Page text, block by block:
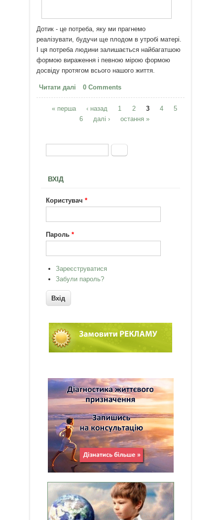
Дотик - це потреба, яку ми прагнемо
реалізувати, будучи ще плодом в утробі матері.
І ця потреба людини залишається найбагатшою
формою вираження і певною мірою формою
досвіду протягом всього нашого життя.
Читати далі про Про дотики
0 Comments
Сторінки
« перша ‹ назад 1 2 3 4
5
6
далі › остання »
Пошукова форма
Пошук
ВХІД
Користувач*
Пароль*
Зареєструватися
Забули пароль?